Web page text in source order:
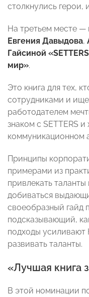
столкнулись герои,
На третьем месте —
Евгения Давыдова,
Гайсиной
мир».
Это книга для тех,
сотрудниками и
работодателем
знаком с SETTERS и
коммуникационном
Принципы
примерами из
привлекать таланты
добиваться
своеобразный гайд
подсказывающий,
подходы усиливают
развивать таланты.
«Лучшая книга
В этой номинации